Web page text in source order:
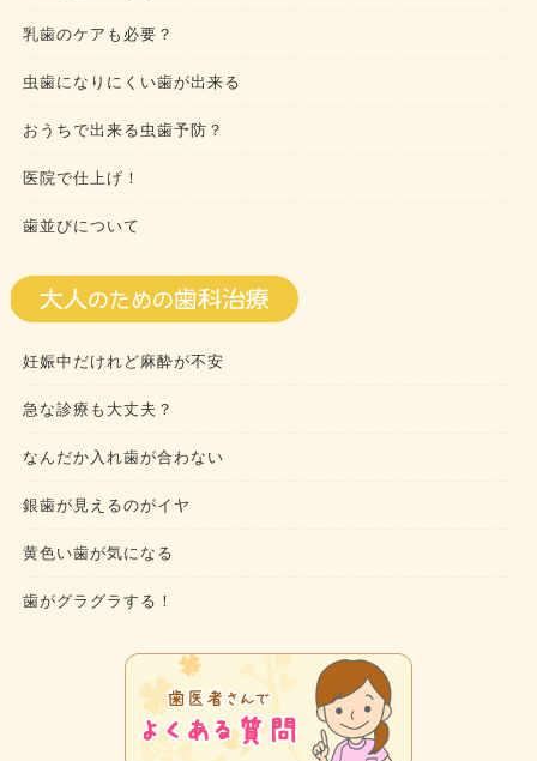
乳歯のケアも必要？
虫歯になりにくい歯が出来る
おうちで出来る虫歯予防？
医院で仕上げ！
歯並びについて
妊娠中だけれど麻酔が不安
急な診療も大丈夫？
なんだか入れ歯が合わない
銀歯が見えるのがイヤ
黄色い歯が気になる
歯がグラグラする！